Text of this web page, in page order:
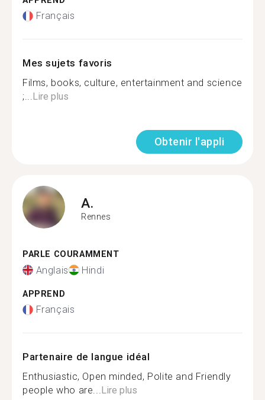
Français
Mes sujets favoris
Films, books, culture, entertainment and science
;...Lire plus
Obtenir l'appli
A.
Rennes
PARLE COURAMMENT
Anglais Hindi
APPREND
Français
Partenaire de langue idéal
Enthusiastic, Open minded, Polite and Friendly
people who are...Lire plus